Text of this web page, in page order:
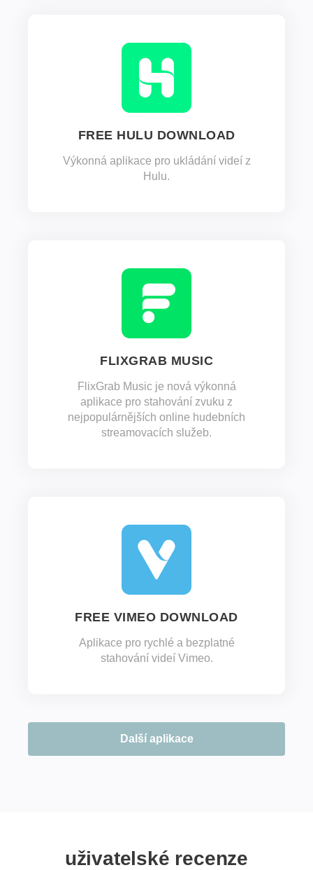
FREE HULU DOWNLOAD
Výkonná aplikace pro ukládání videí z
Hulu.
FLIXGRAB MUSIC
FlixGrab Music je nová výkonná
aplikace pro stahování zvuku z
nejpopulárnějších online hudebních
streamovacích služeb.
FREE VIMEO DOWNLOAD
Aplikace pro rychlé a bezplatné
stahování videí Vimeo.
Další aplikace
uživatelské recenze